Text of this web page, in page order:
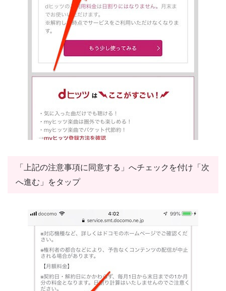
「上記の注意事項に同意する」へチェックを付け「次
へ進む」をタップ